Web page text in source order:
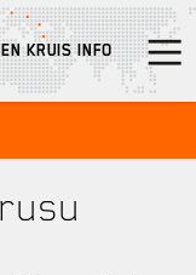
KRUIS INFO